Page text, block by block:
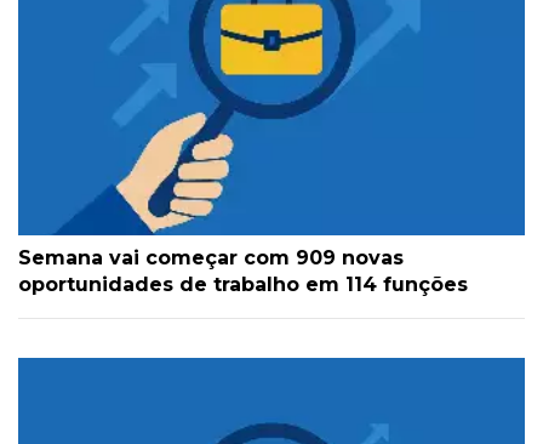
Semana vai começar com 909 novas
oportunidades de trabalho em 114 funções